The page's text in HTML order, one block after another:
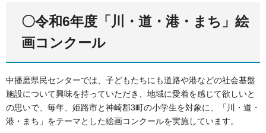
〇令和6年度「川・道・港・まち」絵
画コンクール
中播磨県民センターでは、子どもたちにも道路や港などの社会基盤
施設について興味を持っていただき、地域に愛着を感じて欲しいと
の思いで、毎年、姫路市と神崎郡3町の小学生を対象に、「川・道・
港・まち」をテーマとした絵画コンクールを実施しています。